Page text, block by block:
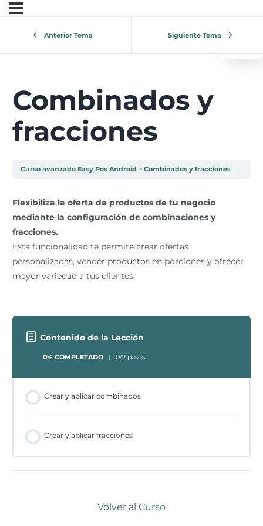
Anterior Tema Siguiente Tema
Combinados y
fracciones
Curso avanzado Easy Pos Android Combinados y fracciones
Flexibiliza la oferta de productos de tu negocio
mediante la configuración de combinaciones y
fracciones.
Esta funcionalidad te permite crear ofertas
personalizadas, vender productos en porciones y ofrecer
mayor variedad a tus clientes.
Contenido de la Lección
0% COMPLETADO 0/2 pasos
Crear y aplicar combinados
Crear y aplicar fracciones
Volver al Curso